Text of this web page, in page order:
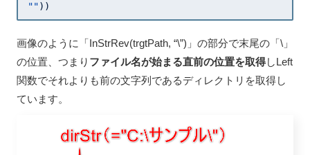
""))
画像のように「InStrRev(trgtPath, “\”)」の部分で末尾の「\」
の位置、つまり ファイル名が始まる直前の位置を取得しLeft
関数でそれよりも前の文字列であるディレクトリを取得し
ています。